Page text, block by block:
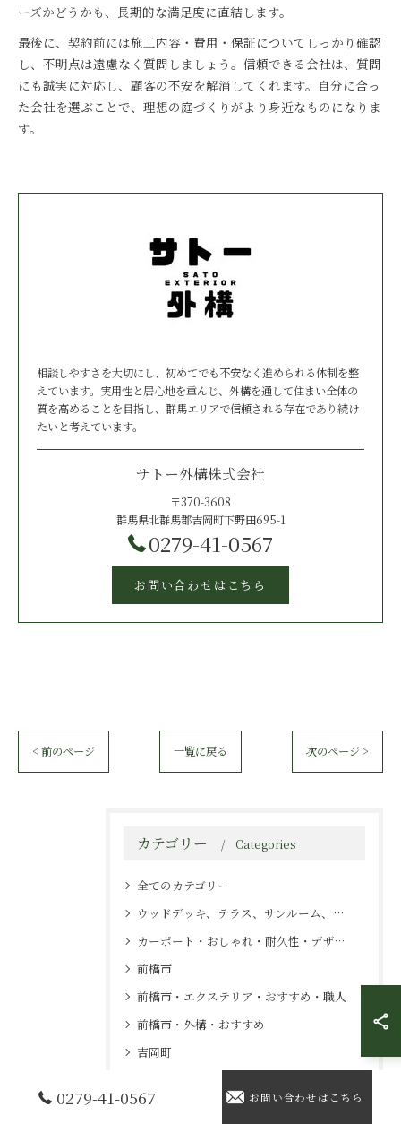
ーズかどうかも、長期的な満足度に直結します。
最後に、契約前には施工内容・費用・保証についてしっかり確認
し、不明点は遠慮なく質問しましょう。信頼できる会社は、質問
にも誠実に対応し、顧客の不安を解消してくれます。自分に合っ
た会社を選ぶことで、理想の庭づくりがより身近なものになりま
す。
相談しやすさを大切にし、初めてでも不安なく進められる体制を整
えています。実用性と居心地を重んじ、外構を通して住まい全体の
質を高めることを目指し、群馬エリアで信頼される存在であり続け
たいと考えています。
サトー外構株式会社
〒370-3608
群馬県北群馬郡吉岡町下野田695-1
0279-41-0567
お問い合わせはこちら
< 前のページ 一覧に戻る 次のページ >
カテゴリー Categories
全てのカテゴリー
ウッドデッキ、テラス、サンルーム、カーポート、施工
カーポート・おしゃれ・耐久性・デザイン・エクステリア
前橋市
前橋市・エクステリア・おすすめ・職人
前橋市・外構・おすすめ
吉岡町
吉岡町・外構工事・安い
0279-41-0567 お問い合わせはこちら